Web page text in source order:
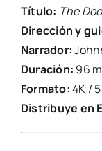
Título: The
Dirección y
Narrador:
Duración: 96
Formato:4K /
Distribuye en